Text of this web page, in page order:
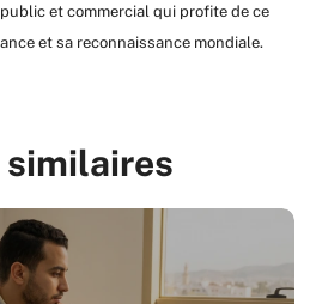
et commercial qui profite de ce
et sa reconnaissance mondiale.